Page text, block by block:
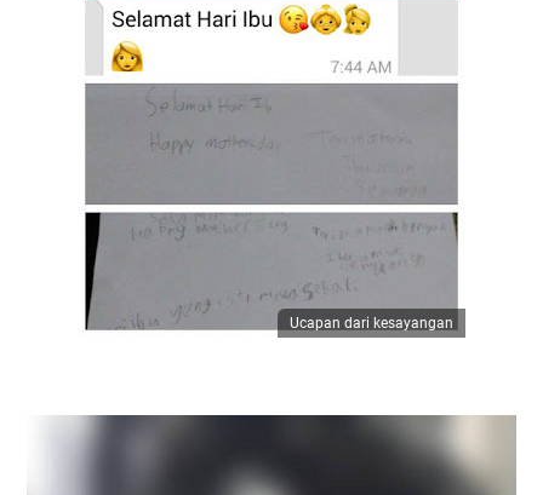
Ucapan dari kesayangan